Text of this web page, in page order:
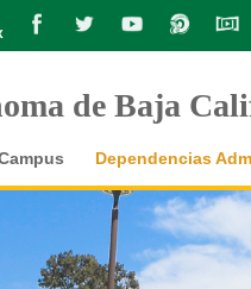
de Baja
Dependencias